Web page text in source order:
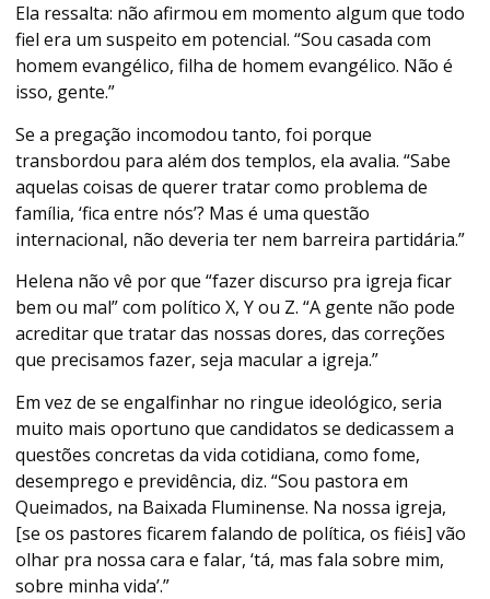
Ela ressalta: não afirmou em momento algum que todo
fiel era um suspeito em potencial. “Sou casada com
homem evangélico, filha de homem evangélico. Não é
isso, gente.”
Se a pregação incomodou tanto, foi porque
transbordou para além dos templos, ela avalia. “Sabe
aquelas coisas de querer tratar como problema de
família, ‘fica entre nós’? Mas é uma questão
internacional, não deveria ter nem barreira partidária.”
Helena não vê por que “fazer discurso pra igreja ficar
bem ou mal” com político X, Y ou Z. “A gente não pode
acreditar que tratar das nossas dores, das correções
que precisamos fazer, seja macular a igreja.”
Em vez de se engalfinhar no ringue ideológico, seria
muito mais oportuno que candidatos se dedicassem a
questões concretas da vida cotidiana, como fome,
desemprego e previdência, diz. “Sou pastora em
Queimados, na Baixada Fluminense. Na nossa igreja,
[se os pastores ficarem falando de política, os fiéis] vão
olhar pra nossa cara e falar, ‘tá, mas fala sobre mim,
sobre minha vida’.”